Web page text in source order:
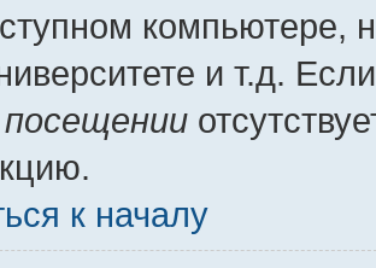
компьютере,
и т.д.
к началу